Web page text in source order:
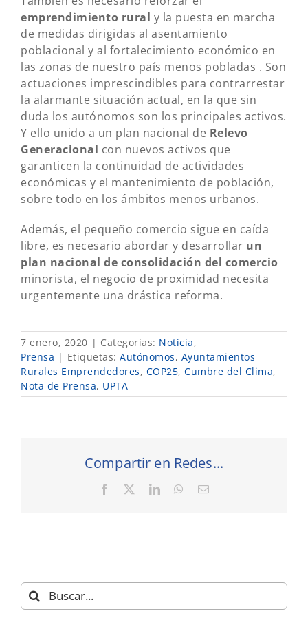
emprendimiento rural y la puesta en marcha
de medidas dirigidas al asentamiento
poblacional y al fortalecimiento económico en
las zonas de nuestro país menos pobladas . Son
actuaciones imprescindibles para contrarrestar
la alarmante situación actual, en la que sin
duda los autónomos son los principales activos.
Y ello unido a un plan nacional de Relevo
Generacional con nuevos activos que
garanticen la continuidad de actividades
económicas y el mantenimiento de población,
sobre todo en los ámbitos menos urbanos.
Además, el pequeño comercio sigue en caída
libre, es necesario abordar y desarrollar un
plan nacional de consolidación del comercio
minorista, el negocio de proximidad necesita
urgentemente una drástica reforma.
7 enero, 2020 | Categorías: Noticia,
Prensa | Etiquetas: Autónomos, Ayuntamientos
Rurales Emprendedores, COP25, Cumbre del Clima,
Nota de Prensa, UPTA
Compartir en Redes...
Facebook LinkedInWhatsApp
Correo
Buscar: